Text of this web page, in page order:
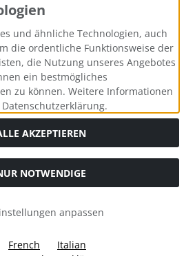
und ähnliche Technologien, auch
die ordentliche Funktionsweise der
die Nutzung unseres Angebotes
ein bestmögliches
zu können. Weitere Informationen
AKZEPTIEREN
NOTWENDIGE
anpassen
French
Italian